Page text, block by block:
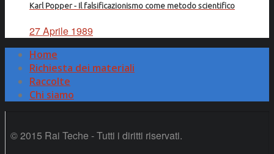
Karl Popper - Il falsificazionismo come metodo scientifico
27 Aprile 1989
Home
Richiesta dei materiali
Raccolte
Chi siamo
© 2015 Rai Teche - Tutti i diritti riservati.